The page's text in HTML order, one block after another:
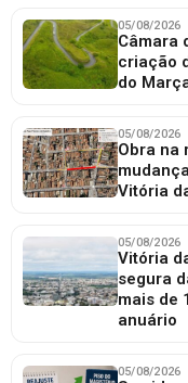
05/08/2026
Câmara
criação
do
05/08/2026
Obra na
Vitória
05/08/2026
Vitória
segura
mais de
anuário
05/08/2026